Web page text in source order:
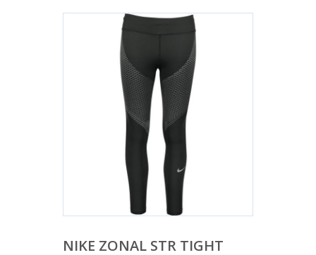
NIKE ZONAL STR TIGHT